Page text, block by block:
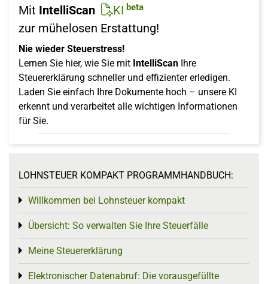
Mit IntelliScan KI beta
zur mühelosen Erstattung!
Nie wieder Steuerstress!
Lernen Sie hier, wie Sie mit IntelliScan Ihre
Steuererklärung schneller und effizienter erledigen.
Laden Sie einfach Ihre Dokumente hoch – unsere KI
erkennt und verarbeitet alle wichtigen Informationen
für Sie.
LOHNSTEUER KOMPAKT PROGRAMMHANDBUCH:
Willkommen bei Lohnsteuer kompakt
Toggle menu
Übersicht: So verwalten Sie Ihre Steuerfälle
Toggle menu
Meine Steuererklärung
Toggle menu
Elektronischer Datenabruf: Die vorausgefüllte
Toggle menu